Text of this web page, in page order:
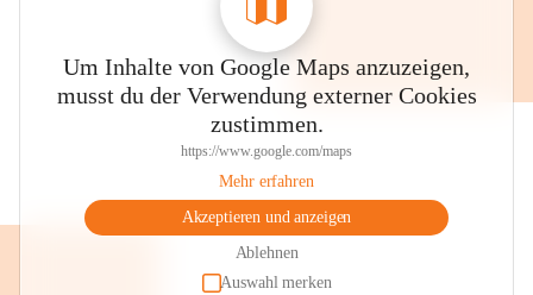
Um Inhalte von Google Maps anzuzeigen,
musst du der Verwendung externer Cookies
zustimmen.
https://www.google.com/maps
Mehr erfahren
Akzeptieren und anzeigen
Ablehnen
Auswahl merken